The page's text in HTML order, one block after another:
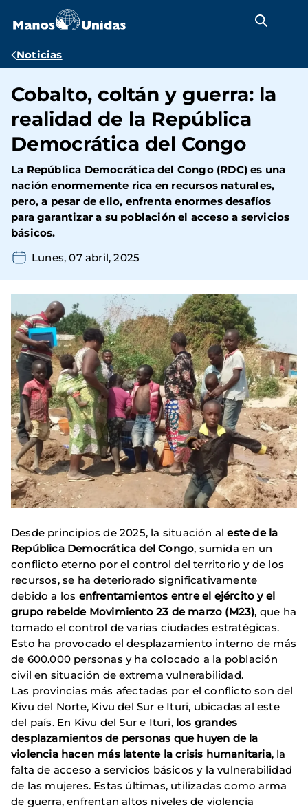
contenido
Ruta
navegación
Noticias
Cobalto, coltán y guerra: la
realidad de la República
Democrática del Congo
La República Democrática del Congo (RDC) es una
nación enormemente rica en recursos naturales,
pero, a pesar de ello, enfrenta enormes desafíos
para garantizar a su población el acceso a servicios
básicos.
Lunes, 07 abril, 2025
Desde principios de 2025, la situación aleste de la
República Democrática del Congo, sumida en un
conflicto eterno por el control del territorio y de los
recursos, se ha deteriorado significativamente
debido a los enfrentamientos entre el ejército y el
grupo rebelde Movimiento 23 de marzo (M23), que ha
tomado el control de varias ciudades estratégicas.
Esto ha provocado el desplazamiento interno de más
de 600.000 personas y ha colocado a la población
civil en situación de extrema vulnerabilidad.
Las provincias más afectadas por el conflicto son del
Kivu del Norte, Kivu del Sur e Ituri, ubicadas al este
del país. En Kivu del Sur e Ituri, los grandes
desplazamientos de personas que huyen de la
violencia hacen más latente la crisis humanitaria, la
falta de acceso a servicios básicos y la vulnerabilidad
de las mujeres. Estas últimas, utilizadas como arma
de guerra, enfrentan altos niveles de violencia